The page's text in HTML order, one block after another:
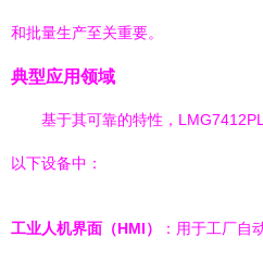
和批量生产至关重要。
典型应用领域
基于其可靠的特性，
以下设备中：
工业人机界面（HMI） ：用于工厂自